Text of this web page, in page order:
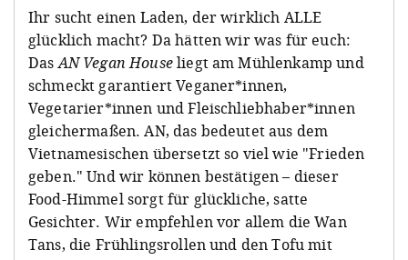
Ihr sucht einen Laden, der wirklich ALLE
glücklich macht? Da hätten wir was für euch:
DasAN Vegan Houseliegt am Mühlenkamp und
schmeckt garantiert Veganer*innen,
Vegetarier*innen und Fleischliebhaber*innen
gleichermaßen. AN, das bedeutet aus dem
Vietnamesischen übersetzt so viel wie "Frieden
geben." Und wir können bestätigen – dieser
Food-Himmel sorgt für glückliche, satte
Gesichter. Wir empfehlen vor allem die Wan
Tans, die Frühlingsrollen und den Tofu mit